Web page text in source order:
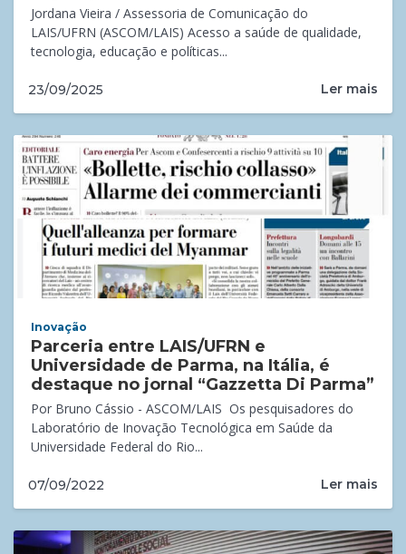
Jordana Vieira / Assessoria de Comunicação do
LAIS/UFRN (ASCOM/LAIS) Acesso a saúde de qualidade,
tecnologia, educação e políticas...
23/09/2025 Ler mais
Inovação
Parceria entre LAIS/UFRN e
Universidade de Parma, na Itália, é
destaque no jornal “Gazzetta Di Parma”
Por Bruno Cássio - ASCOM/LAIS ​Os pesquisadores do
Laboratório de Inovação Tecnológica em Saúde da
Universidade Federal do Rio...
07/09/2022 Ler mais